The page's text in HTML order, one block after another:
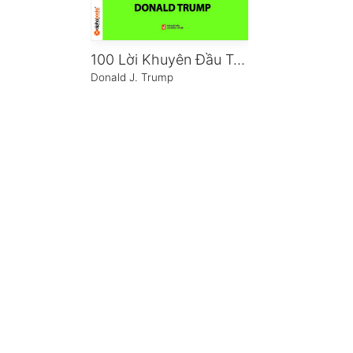
100 Lời Khuyên Đầu Tư Bất Động Sản Khôn Ngoan Nhất
Donald J. Trump